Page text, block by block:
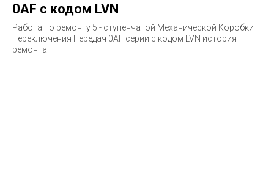
0AF с кодом LVN
Работа по ремонту 5 - ступенчатой Механической Коробки
Переключения Передач 0AF серии с кодом LVN история
ремонта